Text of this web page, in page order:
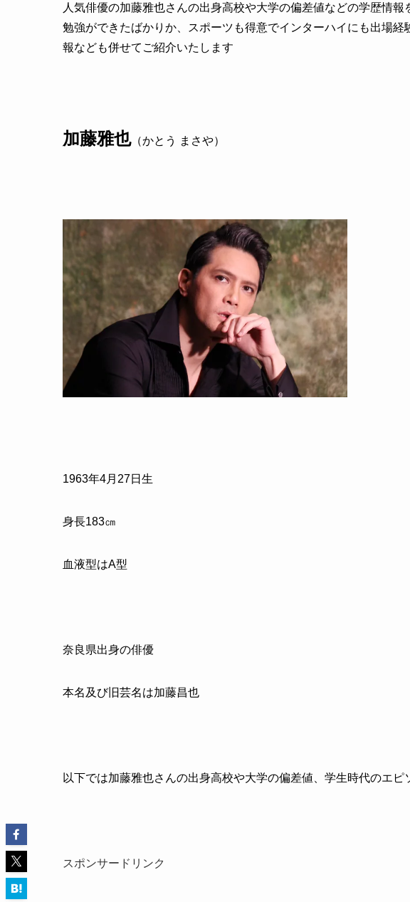
人気俳優の加藤雅也さんの出身高校や大学の偏差値などの学歴情
勉強ができたばかりか、スポーツも得意でインターハイにも出場
報なども併せてご紹介いたします
加藤雅也（かとう まさや）
1963年4月 27日生
身長183㎝
血液型はA型
奈良県出身の俳優
本名及び旧芸名は加藤昌也
以下では加藤雅也さんの出身高校や大学の偏差値、学生時代のエ
スポンサードリンク